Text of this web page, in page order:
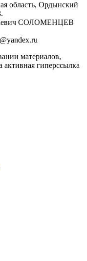
область, Ордынский
СОЛОМЕНЦЕВ
материалов,
активная гиперссылка